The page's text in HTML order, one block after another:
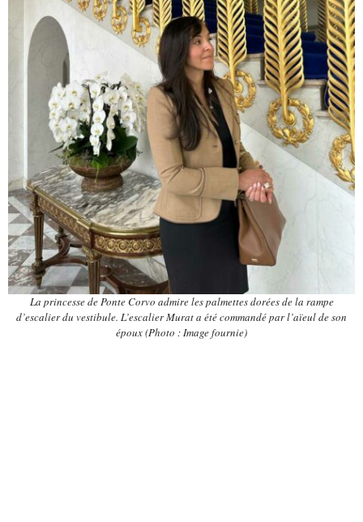
La princesse de Ponte Corvo admire les palmettes dorées de la rampe
d’escalier du vestibule. L’escalier Murat a été commandé par l’aïeul de son
époux (Photo : Image fournie)